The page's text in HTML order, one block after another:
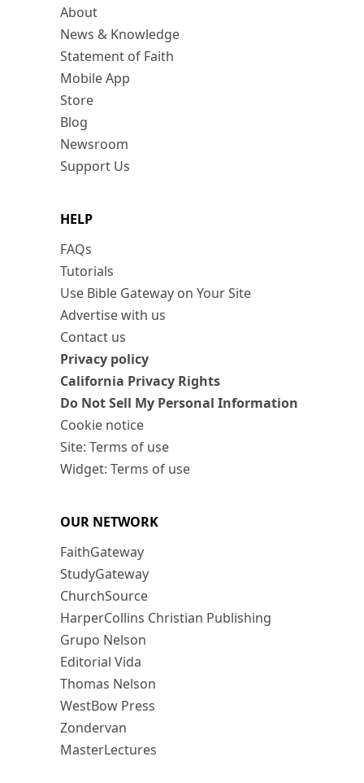
About
News & Knowledge
Statement of Faith
Mobile App
Store
Blog
Newsroom
Support Us
HELP
FAQs
Tutorials
Use Bible Gateway on Your Site
Advertise with us
Contact us
Privacy policy
California Privacy Rights
Do Not Sell My Personal Information
Cookie notice
Site: Terms of use
Widget: Terms of use
OUR NETWORK
FaithGateway
StudyGateway
ChurchSource
HarperCollins Christian Publishing
Grupo Nelson
Editorial Vida
Thomas Nelson
WestBow Press
Zondervan
MasterLectures